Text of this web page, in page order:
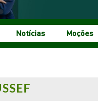
Notícias Moções